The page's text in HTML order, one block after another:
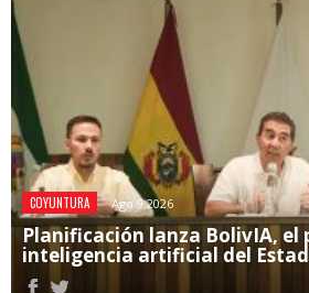
COYUNTURA Ago 9 2026
Planificación lanza BolivIA, el
inteligencia artificial del